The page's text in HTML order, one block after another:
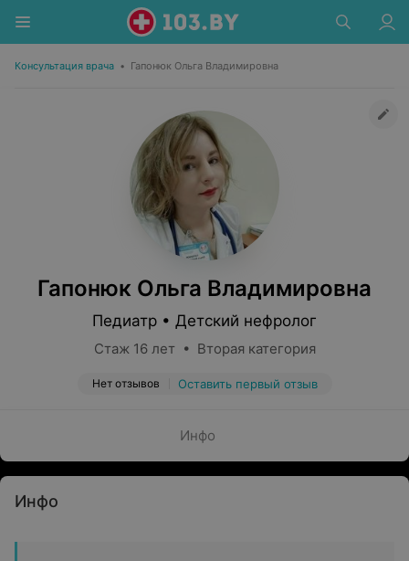
Консультация врача • Гапонюк Ольга Владимировна
Гапонюк Ольга Владимировна
Педиатр • Детский нефролог
Стаж 16 лет • Вторая категория
Нет отзывов Оставить первый отзыв
Инфо
Инфо